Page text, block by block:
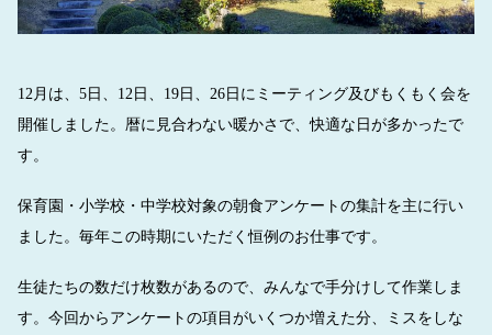
12月は、5日、12日、19日、26日にミーティング及びもくもく会を
開催しました。暦に見合わない暖かさで、快適な日が多かったで
す。
保育園・小学校・中学校対象の朝食アンケートの集計を主に行い
ました。毎年この時期にいただく恒例のお仕事です。
生徒たちの数だけ枚数があるので、みんなで手分けして作業しま
す。今回からアンケートの項目がいくつか増えた分、ミスをしな